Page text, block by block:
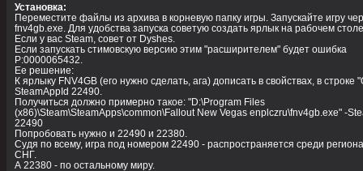
Установка:
Переместите файлы из архива в корневую папку игры. Запускайте игру
fnv4gb.exe. Для удобства запуска советую создать ярлык на рабочем
Если у вас Steam, совет от Dyshes.
Если запускать стимовскую версию этим "расширителем" будет ошибка
P:0000065432.
Ее решение:
К ярлыку FNV4GB (его нужно сделать, ага) дописать в свойствах, в строке
SteamAppId 22490.
Получиться должно примерно такое: "D:\Program Files
(x86)\Steam\SteamApps\common\Fallout New Vegas enplczru\fnv4gb.exe" -
22490
Попробовать нужно и 22490 и 22380.
Судя по всему, игра под номером 22490 - распространяется среди
СНГ.
А 22380 - по остальному миру.